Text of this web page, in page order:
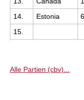
14. Estonia
15.
Alle Partien (cbv)...